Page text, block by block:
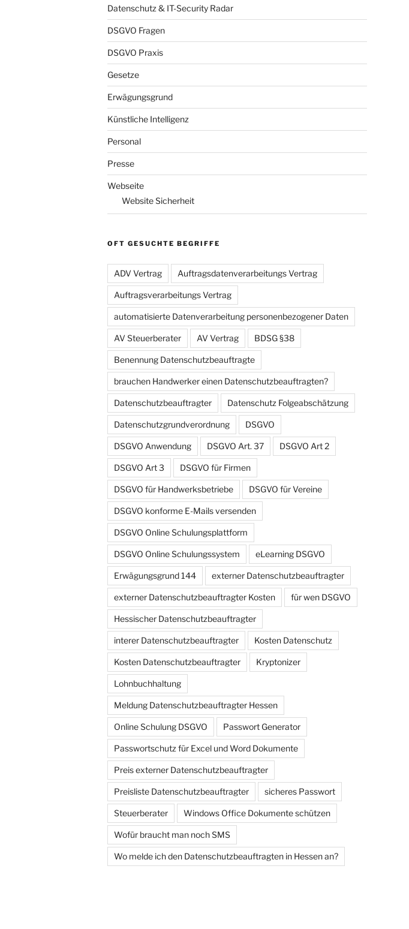
Datenschutz & IT-Security Radar
DSGVO Fragen
DSGVO Praxis
Gesetze
Erwägungsgrund
Künstliche Intelligenz
Personal
Presse
Webseite
Website Sicherheit
OFT GESUCHTE BEGRIFFE
ADV Vertrag Auftragsdatenverarbeitungs Vertrag
Auftragsverarbeitungs Vertrag
automatisierte Datenverarbeitung personenbezogener Daten
AV Steuerberater AV Vertrag BDSG §38
Benennung Datenschutzbeauftragte
brauchen Handwerker einen Datenschutzbeauftragten?
Datenschutzbeauftragter Datenschutz Folgeabschätzung
Datenschutzgrundverordnung DSGVO
DSGVO Anwendung DSGVO Art. 37 DSGVO Art 2
DSGVO Art 3 DSGVO für Firmen
DSGVO für Handwerksbetriebe DSGVO für Vereine
DSGVO konforme E-Mails versenden
DSGVO Online Schulungsplattform
DSGVO Online Schulungssystem eLearning DSGVO
Erwägungsgrund 144 externer Datenschutzbeauftragter
externer Datenschutzbeauftragter Kosten für wen DSGVO
Hessischer Datenschutzbeauftragter
interer Datenschutzbeauftragter Kosten Datenschutz
Kosten Datenschutzbeauftragter Kryptonizer
Lohnbuchhaltung
Meldung Datenschutzbeauftragter Hessen
Online Schulung DSGVO Passwort Generator
Passwortschutz für Excel und Word Dokumente
Preis externer Datenschutzbeauftragter
Preisliste Datenschutzbeauftragter sicheres Passwort
Steuerberater Windows Office Dokumente schützen
Wofür braucht man noch SMS
Wo melde ich den Datenschutzbeauftragten in Hessen an?